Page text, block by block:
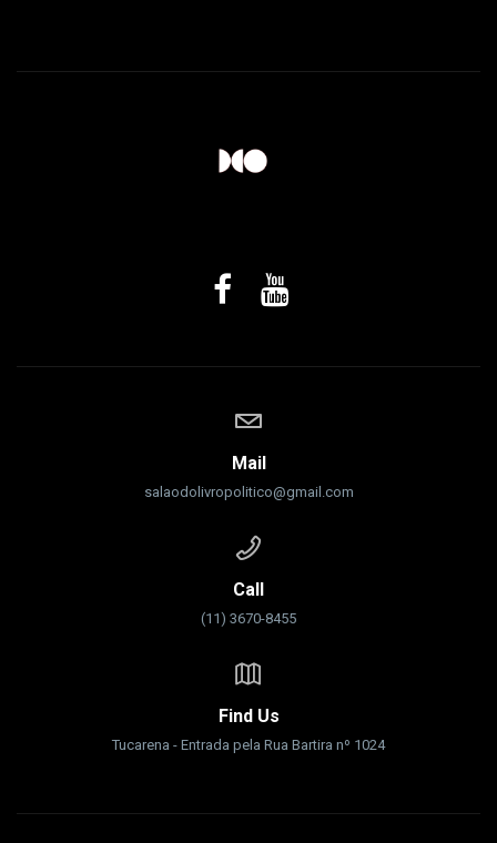
Mail
salaodolivropolitico@gmail.com
Call
(11) 3670-8455
Find Us
Tucarena - Entrada pela Rua Bartira nº 1024